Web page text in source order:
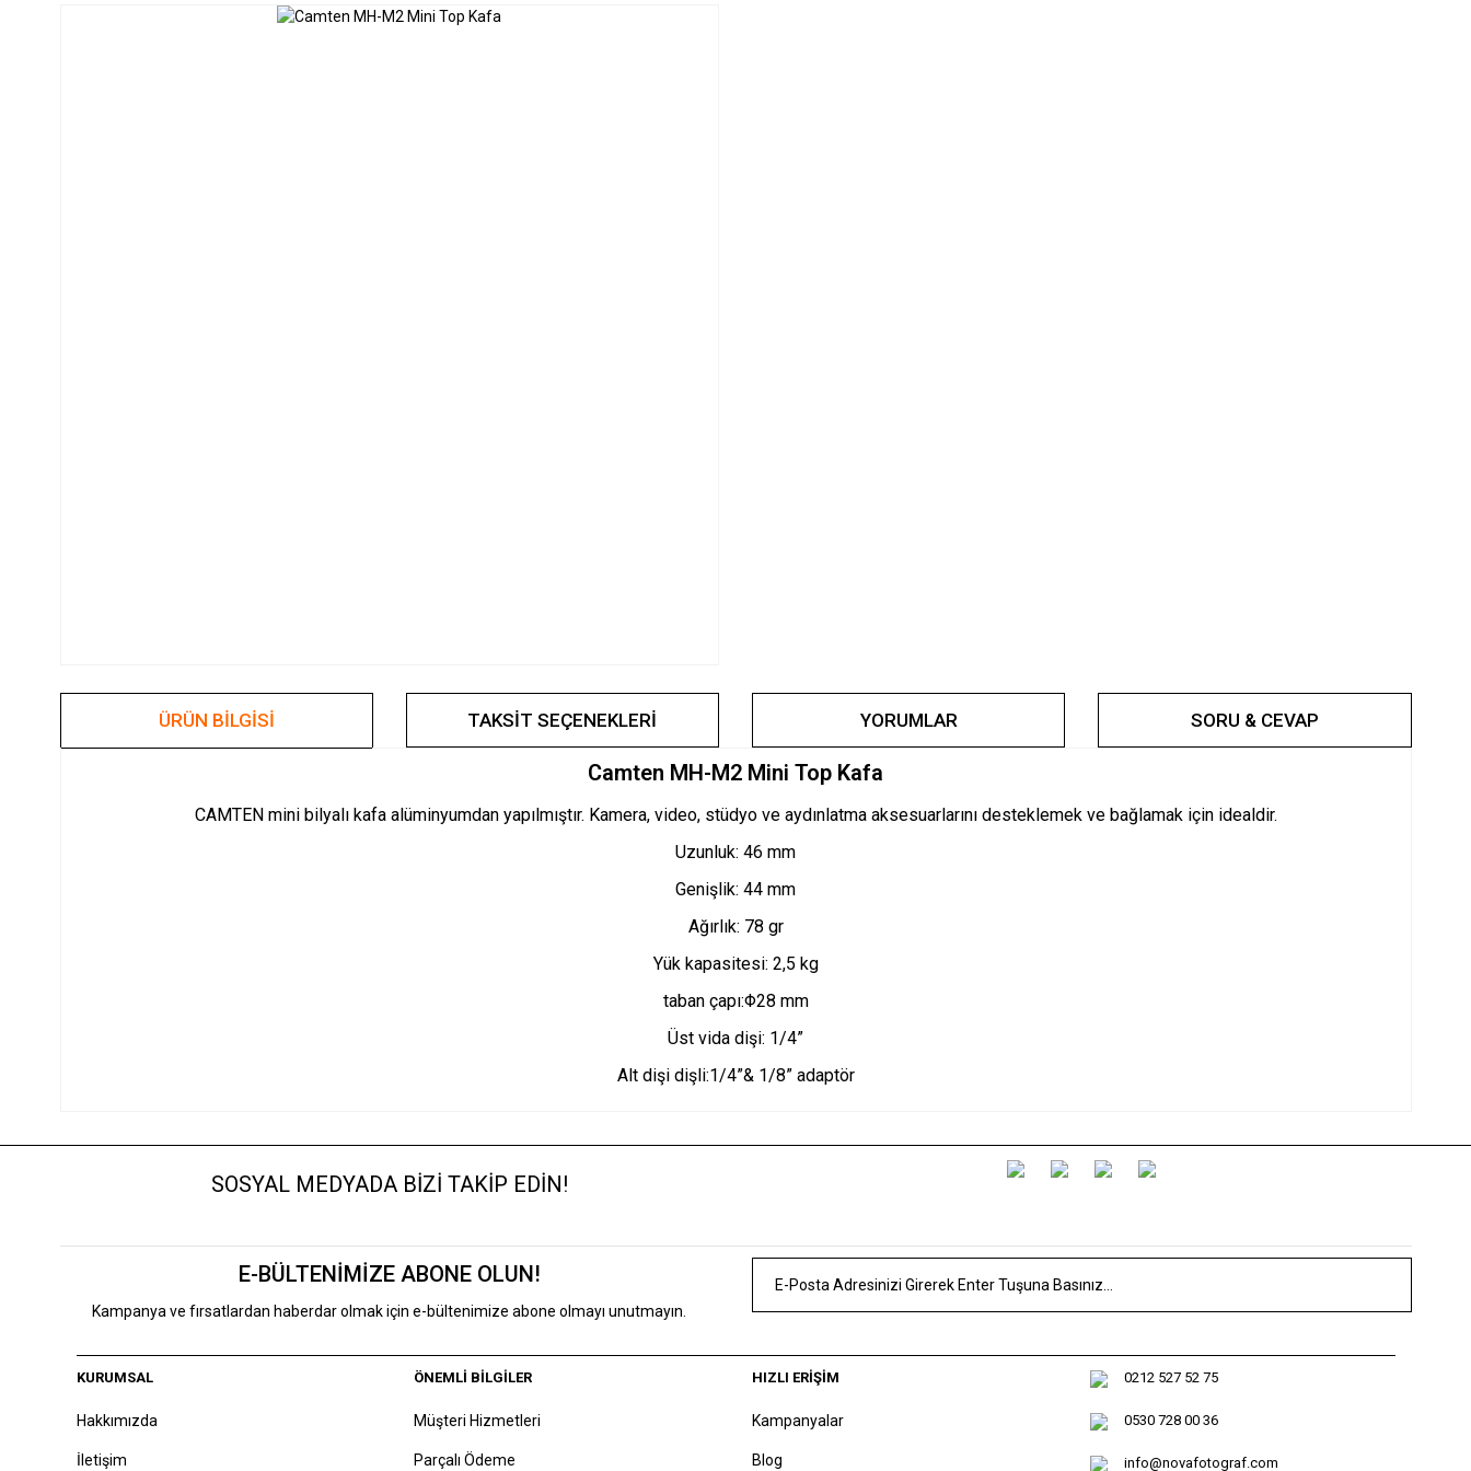
ÜRÜN BILGISI TAKSIT SEÇENEKLERI YORUMLAR SORU & CEVAP
Camten MH-M2 Mini Top Kafa
CAMTEN mini bilyalı kafa alüminyumdan yapılmıştır. Kamera, video, stüdyo ve aydınlatma aksesuarlarını desteklemek ve bağlamak için idealdir.
Uzunluk: 46 mm
Genişlik: 44 mm
Ağırlık: 78 gr
Yük kapasitesi: 2,5 kg
taban çapı:Φ28 mm
Üst vida dişi: 1/4”
Alt dişi dişli:1/4”& 1/8” adaptör
SOSYAL MEDYADA BİZİ TAKİP EDİN!
E-BÜLTENİMİZE ABONE OLUN!
Kampanya ve fırsatlardan haberdar olmak için e-bültenimize abone olmayı unutmayın.
KURUMSAL
Hakkımızda
İletişim
ÖNEMLİ BİLGİLER
Müşteri Hizmetleri
Parçalı Ödeme
HIZLI ERİŞİM
Kampanyalar
Blog
0212 527 52 75
0530 728 00 36
info@novafotograf.com